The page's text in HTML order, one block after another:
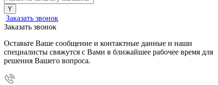
Заказать звонок
Заказать звонок
Оставьте Ваше сообщение и контактные данные и наши
специалисты свяжутся с Вами в ближайшее рабочее время для
решения Вашего вопроса.